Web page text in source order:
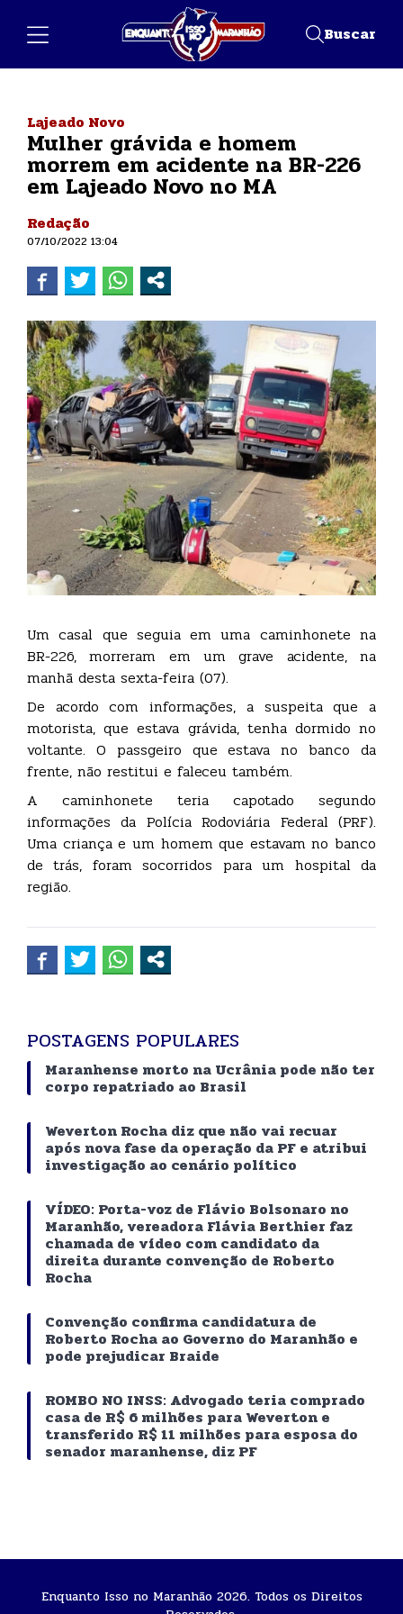
Buscar
Lajeado Novo
Mulher grávida e homem
morrem em acidente na BR-226
em Lajeado Novo no MA
Redação
07/10/2022 13:04
Um casal que seguia em uma caminhonete na
BR-226, morreram em um grave acidente, na
manhã desta sexta-feira (07).
De acordo com informações, a suspeita que a
motorista, que estava grávida, tenha dormido no
voltante. O passgeiro que estava no banco da
frente, não restitui e faleceu também.
A caminhonete teria capotado segundo
informações da Polícia Rodoviária Federal (PRF).
Uma criança e um homem que estavam no banco
de trás, foram socorridos para um hospital da
região.
POSTAGENS POPULARES
Maranhense morto na Ucrânia pode não ter
corpo repatriado ao Brasil
Weverton Rocha diz que não vai recuar
após nova fase da operação da PF e atribui
investigação ao cenário político
VÍDEO: Porta-voz de Flávio Bolsonaro no
Maranhão, vereadora Flávia Berthier faz
chamada de vídeo com candidato da
direita durante convenção de Roberto
Rocha
Convenção confirma candidatura de
Roberto Rocha ao Governo do Maranhão e
pode prejudicar Braide
ROMBO NO INSS: Advogado teria comprado
casa de R$ 6 milhões para Weverton e
transferido R$ 11 milhões para esposa do
senador maranhense, diz PF
Enquanto Isso no Maranhão 2026. Todos os Direitos